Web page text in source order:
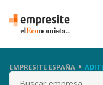
EMPRESITE ESPAÑA
Buscar